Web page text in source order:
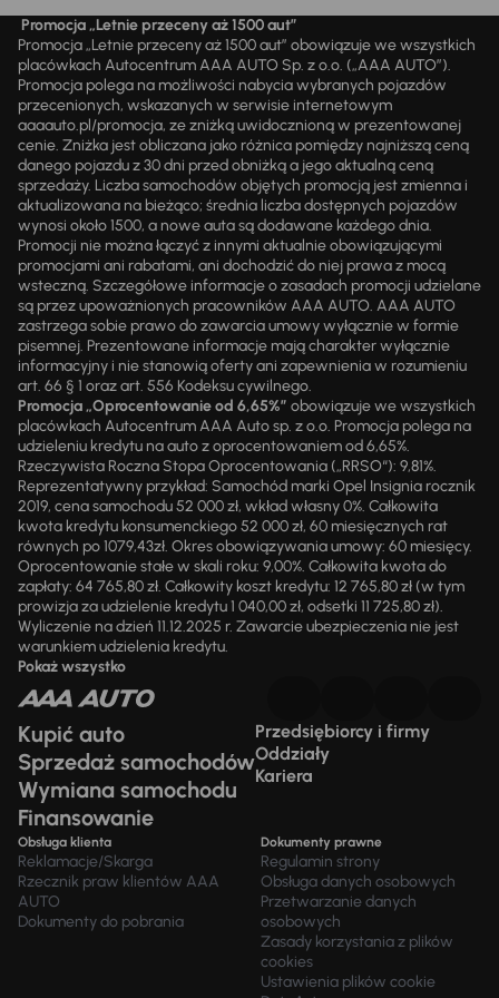
Promocja „Letnie przeceny aż 1500 aut”
Promocja „Letnie przeceny aż 1500 aut” obowiązuje we wszystkich
placówkach Autocentrum AAA AUTO Sp. z o.o. („AAA AUTO”).
Promocja polega na możliwości nabycia wybranych pojazdów
przecenionych, wskazanych w serwisie internetowym
aaaauto.pl/promocja, ze zniżką uwidocznioną w prezentowanej
cenie. Zniżka jest obliczana jako różnica pomiędzy najniższą ceną
danego pojazdu z 30 dni przed obniżką a jego aktualną ceną
sprzedaży. Liczba samochodów objętych promocją jest zmienna i
aktualizowana na bieżąco; średnia liczba dostępnych pojazdów
wynosi około 1500, a nowe auta są dodawane każdego dnia.
Promocji nie można łączyć z innymi aktualnie obowiązującymi
promocjami ani rabatami, ani dochodzić do niej prawa z mocą
wsteczną. Szczegółowe informacje o zasadach promocji udzielane
są przez upoważnionych pracowników AAA AUTO. AAA AUTO
zastrzega sobie prawo do zawarcia umowy wyłącznie w formie
pisemnej. Prezentowane informacje mają charakter wyłącznie
informacyjny i nie stanowią oferty ani zapewnienia w rozumieniu
art. 66 § 1 oraz art. 556 Kodeksu cywilnego.
Promocja „Oprocentowanie od 6,65%” obowiązuje we wszystkich
placówkach Autocentrum AAA Auto sp. z o.o. Promocja polega na
udzieleniu kredytu na auto z oprocentowaniem od 6,65%.
Rzeczywista Roczna Stopa Oprocentowania („RRSO“): 9,81%.
Reprezentatywny przykład: Samochód marki Opel Insignia rocznik
2019, cena samochodu 52 000 zł, wkład własny 0%. Całkowita
kwota kredytu konsumenckiego 52 000 zł, 60 miesięcznych rat
równych po 1079,43zł. Okres obowiązywania umowy: 60 miesięcy.
Oprocentowanie stałe w skali roku: 9,00%. Całkowita kwota do
zapłaty: 64 765,80 zł. Całkowity koszt kredytu: 12 765,80 zł (w tym
prowizja za udzielenie kredytu 1 040,00 zł, odsetki 11 725,80 zł).
Wyliczenie na dzień 11.12.2025 r. Zawarcie ubezpieczenia nie jest
warunkiem udzielenia kredytu.
Pokaż wszystko
Kupić auto
Sprzedaż samochodów
Wymiana samochodu
Finansowanie
Przedsiębiorcy i firmy
Oddziały
Kariera
Obsługa klienta
Reklamacje/Skarga
Rzecznik praw klientów AAA
AUTO
Dokumenty do pobrania
Dokumenty prawne
Regulamin strony
Obsługa danych osobowych
Przetwarzanie danych
osobowych
Zasady korzystania z plików
cookies
Ustawienia plików cookie